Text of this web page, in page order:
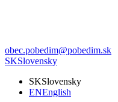
obec.pobedim@pobedim.sk
SKSlovensky
SKSlovensky
ENEnglish